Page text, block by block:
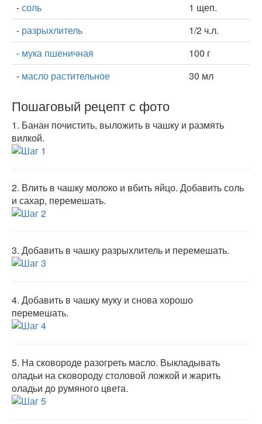
-соль
1 щеп.
- разрыхлитель
1/2 ч.л.
- мука пшеничная
100 г
- масло растительное 30 мл
Пошаговый рецепт с фото
1. Банан почистить, выложить в чашку и размять
вилкой.
2. Влить в чашку молоко и вбить яйцо. Добавить соль
и сахар, перемешать.
3. Добавить в чашку разрыхлитель и перемешать.
4. Добавить в чашку муку и снова хорошо
перемешать.
5. На сковороде разогреть масло. Выкладывать
оладьи на сковороду столовой ложкой и жарить
оладьи до румяного цвета.